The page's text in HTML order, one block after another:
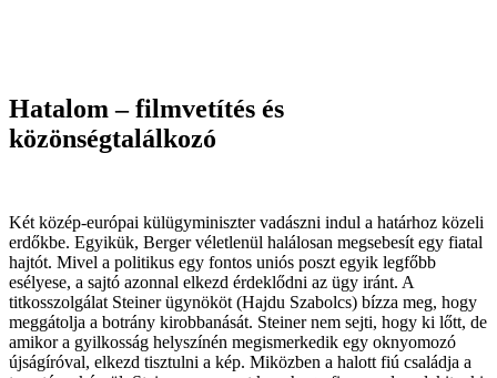
Hatalom – filmvetítés és
közönségtalálkozó
Két közép-európai külügyminiszter vadászni indul a határhoz közeli
erdőkbe. Egyikük, Berger véletlenül halálosan megsebesít egy fiatal
hajtót. Mivel a politikus egy fontos uniós poszt egyik legfőbb
esélyese, a sajtó azonnal elkezd érdeklődni az ügy iránt. A
titkosszolgálat Steiner ügynököt (Hajdu Szabolcs) bízza meg, hogy
meggátolja a botrány kirobbanását. Steiner nem sejti, hogy ki lőtt, de
amikor a gyilkosság helyszínén megismerkedik egy oknyomozó
újságíróval, elkezd tisztulni a kép. Miközben a halott fiú családja a